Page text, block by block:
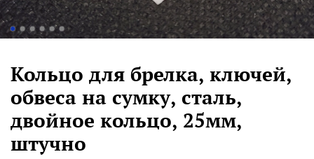
Кольцо для брелка, ключей,
обвеса на сумку, сталь,
двойное кольцо, 25мм,
штучно